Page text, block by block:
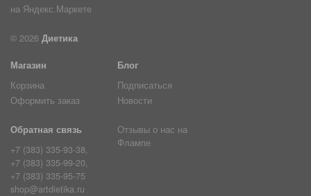
© 2026 Диетика
Магазин
Корзина
Оформить заказ
Блог
Подписаться
Новости
Обратная связь
+7 (383) 335-93-38,
+7 (383) 335-99-20,
+7 (383) 335-95-75
shop@artdietika.ru
Отзывы о нас на
Флампе